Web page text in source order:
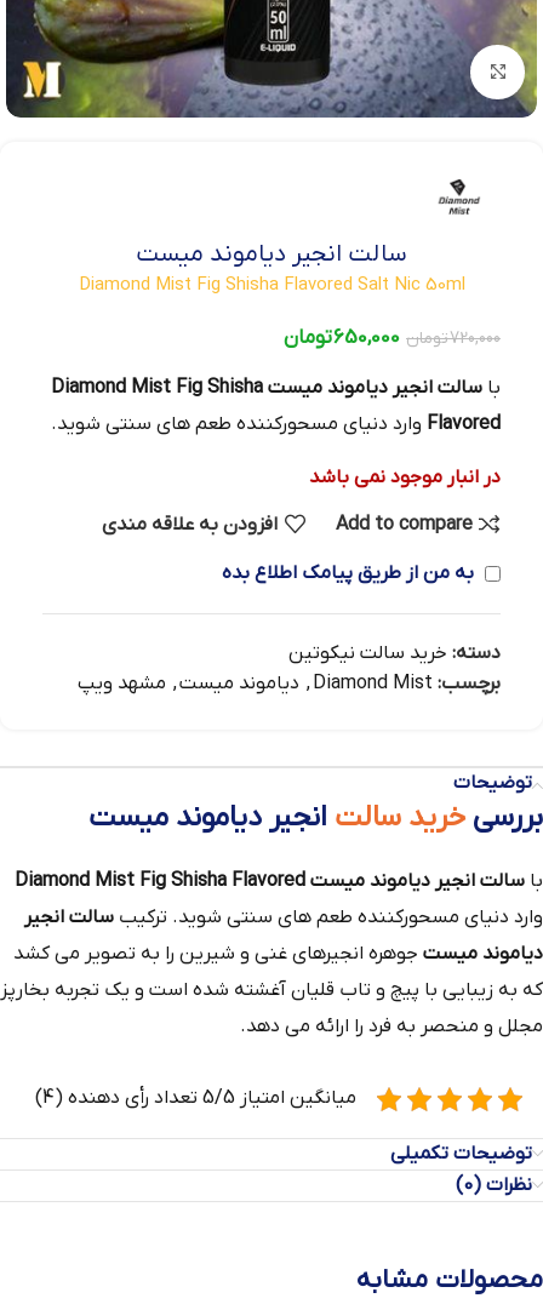
بزرگنمایی تصویر
سالت انجیر دیاموند میست
Diamond Mist Fig Shisha Flavored Salt Nic 50ml
720,000تومان 650,000تومان
با
سالت انجیر دیاموند میست Diamond Mist Fig Shisha
Flavored وارد دنیای مسحورکننده طعم های سنتی شوید.
در انبار موجود نمی باشد
Add to compare
افزودن به علاقه مندی
به من از طریق پیامک اطلاع بده
دسته: خرید سالت نیکوتین
برچسب: Diamond Mist
, دیاموند میست, مشهد ویپ
توضیحات
بررسی خرید سالت انجیر دیاموند میست
با سالت انجیر دیاموند میست Diamond Mist Fig Shisha Flavored
وارد دنیای مسحورکننده طعم های سنتی شوید. ترکیب سالت انجیر
دیاموند میست جوهره انجیرهای غنی و شیرین را به تصویر می کشد
که به زیبایی با پیچ و تاب قلیان آغشته شده است و یک تجربه بخارپز
مجلل و منحصر به فرد را ارائه می دهد.
میانگین امتیاز 5/5 تعداد رأی دهنده (4)
توضیحات تکمیلی
نظرات (0)
محصولات مشابه